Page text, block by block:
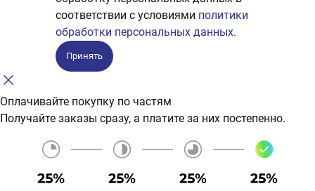
соответствии с условиями политики
обработки персональных данных.
Принять
Оплачивайте покупку по частям
Получайте заказы сразу, а платите за них постепенно.